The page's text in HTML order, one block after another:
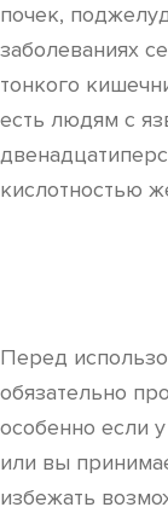
почек,
заболеваниях
тонкого
есть людям с
кислотностью
Перед
обязательно
особенно если
или вы
избежать